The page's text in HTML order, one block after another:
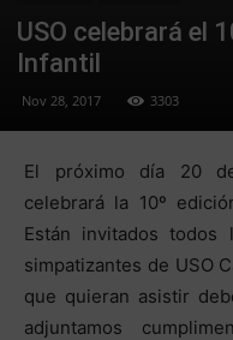
USO celebrará el
Infantil
Nov 28, 2017 3303
El próximo día 20
celebrará la 10º
Están invitados
simpatizantes de USO
que quieran asistir
adjuntamos